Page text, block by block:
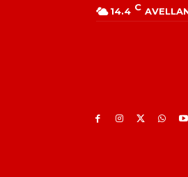
14.4 C